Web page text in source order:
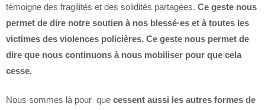
témoigne des fragilités et des solidités partagées. Ce geste nous
permet de dire notre soutien à nos blessé·es et à toutes les
victimes des violences policières. Ce geste nous permet de
dire que nous continuons à nous mobiliser pour que cela
cesse.
Nous sommes là pour que cessent aussi les autres formes de